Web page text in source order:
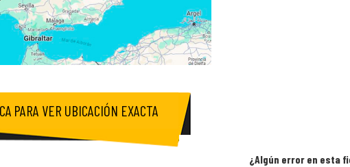
PARA VER UBICACIÓN EXACTA
¿Algún error en esta